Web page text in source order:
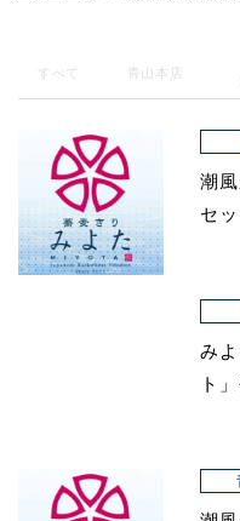
すべて 青山本店
潮
セ
み
ト